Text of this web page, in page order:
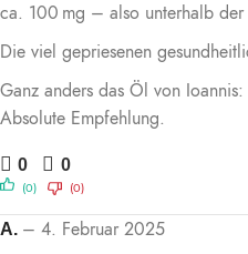
ca. 100 mg – also unterhalb der
Die viel gepriesenen
Ganz anders das Öl von
Absolute Empfehlung.
0 0
(0) (0)
A. – 4. Februar 2025